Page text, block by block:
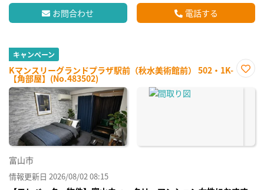
お問合わせ 電話する
キャンペーン
Kマンスリーグランドプラザ駅前（秋水美術館前） 502・1K-
【角部屋】(No.483502)
に入
富山市
情報更新日 2026/08/02 08:15